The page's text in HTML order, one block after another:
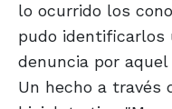
lo ocurrido los
pudo identificarlos
denuncia por
Un hecho a través